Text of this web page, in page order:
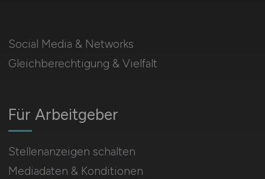
Social Media & Networks
Gleichberechtigung & Vielfalt
Für Arbeitgeber
Stellenanzeigen schalten
Mediadaten & Konditionen